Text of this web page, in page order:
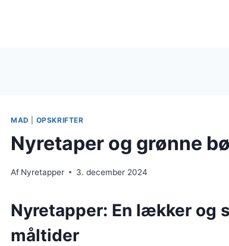
MAD OPSKRIFTER
Nyretaper og grønne
Af Nyretapper 3. december 2024
Nyretapper: En lækker og
måltider